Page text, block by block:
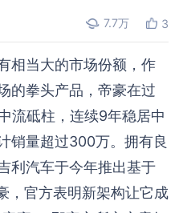
7.7万 3
相当大的市场份额，作
的拳头产品，帝豪在过
流砥柱，连续9年稳居中
销量超过300万。拥有良
利汽车于今年推出基于
，官方表明新架构让它成